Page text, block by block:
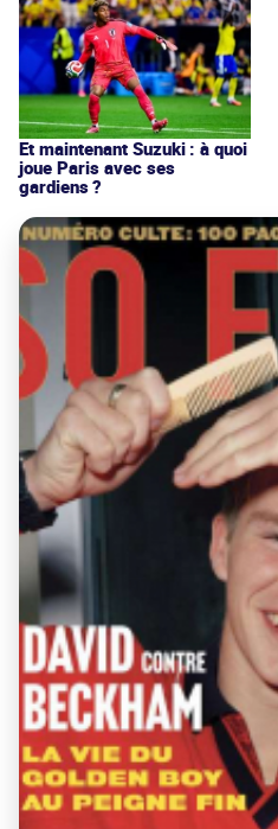
Et maintenant Suzuki : à quoi
joue Paris avec ses
gardiens ?